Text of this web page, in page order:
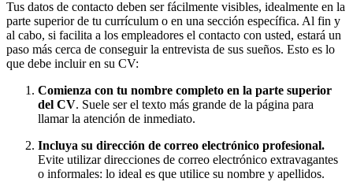
Tus datos de contacto deben ser fácilmente visibles, idealmente en la
parte superior de tu currículum o en una sección específica. Al fin y
al cabo, si facilita a los empleadores el contacto con usted, estará un
paso más cerca de conseguir la entrevista de sus sueños. Esto es lo
que debe incluir en su CV:
Comienza con tu nombre completo en la parte superior
del CV. Suele ser el texto más grande de la página para
llamar la atención de inmediato.
Incluya su dirección de correo electrónico profesional.
Evite utilizar direcciones de correo electrónico extravagantes
o informales: lo ideal es que utilice su nombre y apellidos.